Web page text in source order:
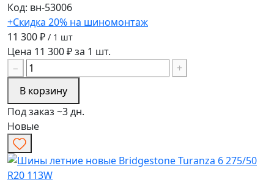
Код: вн-53006
+Скидка 20% на шиномонтаж
11 300 ₽ / 1 шт
Цена 11 300 ₽ за 1 шт.
−
+
В корзину
Под заказ ~3 дн.
Новые